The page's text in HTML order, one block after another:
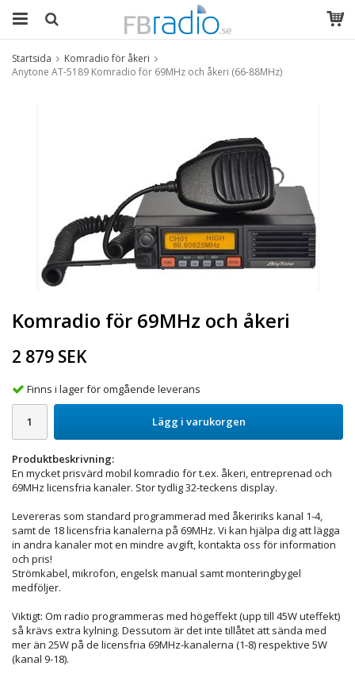
Startsida
Komradio för åkeri
Anytone AT-5189 Komradio för 69MHz och åkeri (66-88MHz)
Komradio för 69MHz och åkeri
2 879 SEK
Finns i lager för omgående leverans
Lägg i varukorgen
Produktbeskrivning:
En mycket prisvärd mobil komradio för t.ex. åkeri, entreprenad och
69MHz licensfria kanaler. Stor tydlig 32-teckens display.
Levereras som standard programmerad med åkeririks kanal 1-4,
samt de 18 licensfria kanalerna på 69MHz. Vi kan hjälpa dig att lägga
in andra kanaler mot en mindre avgift, kontakta oss för information
och pris!
Strömkabel, mikrofon, engelsk manual samt monteringbygel
medföljer.
Viktigt: Om radio programmeras med högeffekt (upp till 45W uteffekt)
så krävs extra kylning. Dessutom är det inte tillåtet att sända med
mer än 25W på de licensfria 69MHz-kanalerna (1-8) respektive 5W
(kanal 9-18).